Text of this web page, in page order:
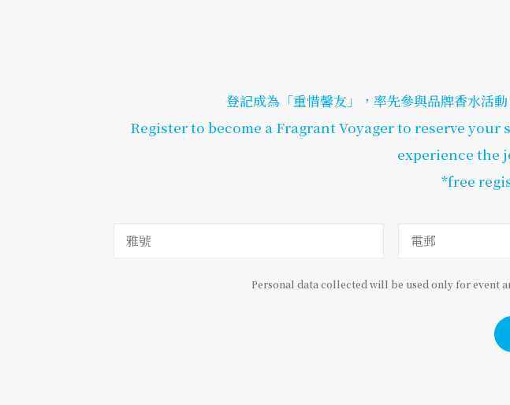
登記成為「重惜馨友」，率先參與品牌香水活
Register to become a Fragrant Voyager to reserve
experience the
*free
Personal data collected will be used only for event